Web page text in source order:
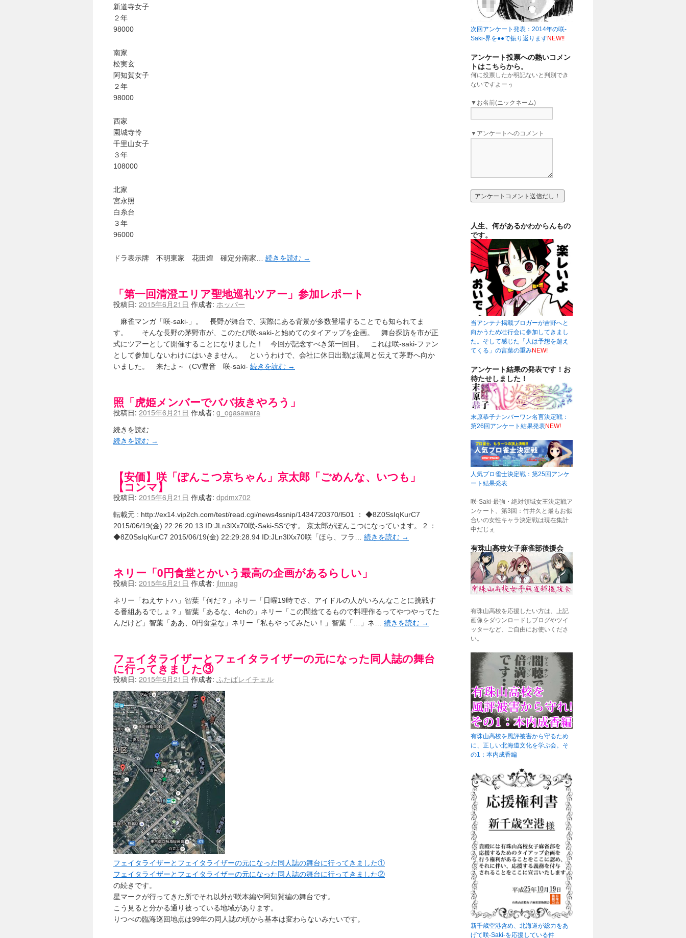
YUKARI / 【宥菫】 ＳＳ更新とお知らせ 【松実宥誕記念ＳＳ】
アルカ茄子 / 戒能物怪録 キングとはいったい誰なのか？
SSSSS(-saki-しゃーぷしゅーとしょーとすとーりー) - 咲-saki- / 豊音「ピロートークしようよー」白望「ダル……くない」 (16:00)
咏-Uta-ブログ編 - 咲-Saki- / 黄色い封筒が届いた(・∀・)
チャウチャウちゃうんちゃうん - 咲-Saki- / 吉野の千本桜を見に行きました(2015/04/05)
気分次第。 - 咲-Saki- / シノハユ 第3巻 感想
のよーなのよー - 咲-Saki- / 咲十夜 第四夜
おもちがなくてもだいじょうぶ / 咲と照の確執【プリン】
咲-Saki-の舞台が特定されたら、行くしかないでしょ / ブログを引っ越ししました
りりーがーる（仮） / 虎姫 カラオケ編っぽい小ネタ
フリテンリーチで流して / 姫松高校についてのいくらかの考察
飛鳥の巣 - 咲-Saki- / 咲キャラがギタリストだったら...【風越編】
遊び半分 / もうすぐ８月も終わり
咲-Saki-ほんだし / 咲-Saki- 第128局 「涼風」 感想
咲-Saki-麻雀録 / 台風に強そうな咲キャラ
ぽっこぬ / 咲絵ログ2
咲-Saki-のてきとう考察 - 咲-Saki- / 記事紹介：書け麻に参加でさっそく負けましたｗ
らぎこのだらだら日記帳 - 咲 -saki- / 咲アンテナ杯お疲れ様でした(半ギレ) (14:18)
考える凡人 / [咲-Saki-]姉帯豊音の能力考察―暦占という仮説―
プンスコ！ 野依日和！ - 咲-Saki- / 小蒔「渚のあわあわダブリィレイディオ？」 淡「第三回・後編！」 (16:23)
Ethanの色々ゆるじゃん不敗神話 - 咲-Saki- / 哲学的に考えてみる園城寺怜さんの能力 (12:25)
幸咲良し / コメ返しその他 (08:27)
咲の仮blog / 和ちゃん (12:02)
もれ日和 / 一ちゃんのフィギュアと聞いたので (08:30)
ハッちゃんの四喜和 - 咲-Saki- / 咲-Saki-全国編 第13話 最終回かぁ～
音楽と、人生と、 咲-saki-と。 - 咲-Saki- / こっそり休止、こっそり再開
花鳥風月 - 咲-Saki- / やえたんイェイ～
電波天文学 - 咲-Saki- / BOOTH
新道寺女子
２年
98000
南家
松実玄
阿知賀女子
２年
98000
西家
園城寺怜
千里山女子
３年
108000
北家
宮永照
白糸台
３年
96000
ドラ表示牌 不明東家 花田煌 確定分南家… 続きを読む →
「第一回清澄エリア聖地巡礼ツアー」参加レポート
投稿日: 2015年6月21日 作成者: ホッパー
麻雀マンガ「咲-saki-」。 長野が舞台で、実際にある背景が多数登場することでも知られてま
す。 そんな長野の茅野市が、このたび咲-saki-と始めてのタイアップを企画。 舞台探訪を市が正
式にツアーとして開催することになりました！ 今回が記念すべき第一回目。 これは咲-saki-ファン
として参加しないわけにはいきません。 というわけで、会社に休日出勤は流局と伝えて茅野へ向か
いました。 来たよ～（CV豊音 咲-saki- 続きを読む →
照「虎姫メンバーでババ抜きやろう」
投稿日: 2015年6月21日 作成者: g_ogasawara
続きを読む
続きを読む →
【安価】咲「ぽんこつ京ちゃん」京太郎「ごめんな、いつも」
【コンマ】
投稿日: 2015年6月21日 作成者: dpdmx702
転載元 : http://ex14.vip2ch.com/test/read.cgi/news4ssnip/1434720370/l501 ： ◆8Z0SsIqKurC7
2015/06/19(金) 22:26:20.13 ID:JLn3lXx70咲-Saki-SSです。 京太郎がぽんこつになっています。 2 ：
◆8Z0SsIqKurC7 2015/06/19(金) 22:29:28.94 ID:JLn3lXx70咲「ほら、フラ… 続きを読む →
ネリー「0円食堂とかいう最高の企画があるらしい」
投稿日: 2015年6月21日 作成者: jlmnag
ネリー「ねえサトハ」智葉「何だ？」ネリー「日曜19時でさ、アイドルの人がいろんなことに挑戦す
る番組あるでしょ？」智葉「あるな、4chの」ネリー「この間捨てるもので料理作るってやつやってた
んだけど」智葉「ああ、0円食堂な」ネリー「私もやってみたい！」智葉「…」ネ… 続きを読む →
フェイタライザーとフェイタライザーの元になった同人誌の舞台
に行ってきました③
投稿日: 2015年6月21日 作成者: ふたばレイチェル
フェイタライザーとフェイタライザーの元になった同人誌の舞台に行ってきました①
フェイタライザーとフェイタライザーの元になった同人誌の舞台に行ってきました②
の続きです。
星マークが行ってきた所でそれ以外が咲本編や阿知賀編の舞台です。
こう見ると分かる通り被っている地域があります。
りつべの臨海巡回地点は99年の同人誌の頃から基本は変わらないみたいです。
次回アンケート発表：2014年の咲-
Saki-界を●●で振り返りますNEW!!
アンケート投票への熱いコメン
トはこちらから。
何に投票したか明記ないと判別でき
ないですよーぅ
▼お名前(ニックネーム)
▼アンケートへのコメント
人生、何があるかわからんもの
です。
当アンテナ掲載ブロガーが吉野へと
向かうため壮行会に参加してきまし
た。そして感じた「人は予想を超え
てくる」の言葉の重みNEW!
アンケート結果の発表です！お
待たせしました！
末原恭子ナンバーワン名言決定戦：
第26回アンケート結果発表NEW!
人気プロ雀士決定戦：第25回アンケ
ート結果発表
咲-Saki-最強・絶対領域女王決定戦ア
ンケート、第3回：竹井久と最もお似
合いの女性キャラ決定戦は現在集計
中だじぇ
有珠山高校女子麻雀部後援会
有珠山高校を応援したい方は、上記
画像をダウンロードしブログやツイ
ッターなど、ご自由にお使いくださ
い。
有珠山高校を風評被害から守るため
に、正しい北海道文化を学ぶ会。そ
の1：本内成香編
新千歳空港含め、北海道が総力をあ
げて咲-Saki-を応援している件